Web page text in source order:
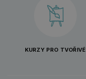
KURZY PRO TVOŘIVÉ